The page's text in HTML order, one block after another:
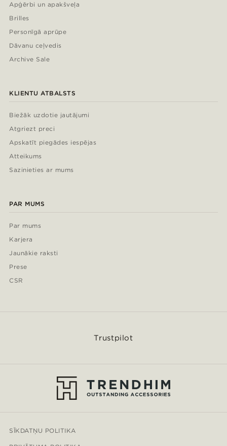
Apģērbi un apakšveļa
Brilles
Personīgā aprūpe
Dāvanu ceļvedis
Archive Sale
KLIENTU ATBALSTS
Biežāk uzdotie jautājumi
Atgriezt preci
Apskatīt piegādes iespējas
Atteikums
Sazinieties ar mums
PAR MUMS
Par mums
Karjera
Jaunākie raksti
Prese
CSR
Trustpilot
SĪKDATŅU POLITIKA